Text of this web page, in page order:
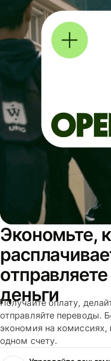
Экономьте,
деньги
Получайте оплату,
отправляйте переводы.
экономия на комиссиях,
одном счету.